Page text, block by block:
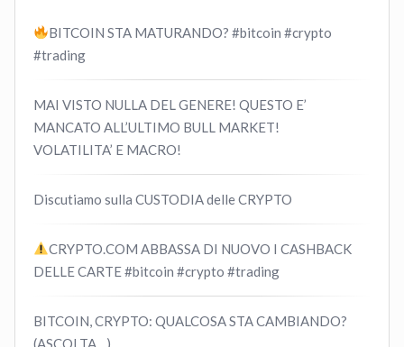
BITCOIN STA MATURANDO? #bitcoin #crypto
#trading
MAI VISTO NULLA DEL GENERE! QUESTO E’
MANCATO ALL’ULTIMO BULL MARKET!
VOLATILITA’ E MACRO!
Discutiamo sulla CUSTODIA delle CRYPTO
CRYPTO.COM ABBASSA DI NUOVO I CASHBACK
DELLE CARTE #bitcoin #crypto #trading
BITCOIN, CRYPTO: QUALCOSA STA CAMBIANDO?
(ASCOLTA…)